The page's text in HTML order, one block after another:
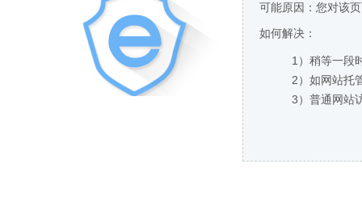
可能原因：您对该
如何解决：
1）稍等一段
2）如网站托
3）普通网站